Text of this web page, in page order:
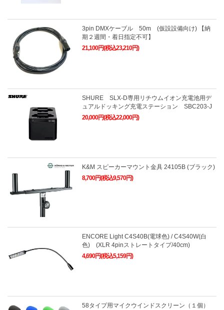
3pin DMXケーブル 50m (仮設設備向け) 【納
期２週間・着日指定不可】
21,100円(税込23,210円)
SHURE SLX-D専用リチウムイオン充電池用デ
ュアルドッキング充電ステーション SBC203-J
20,000円(税込22,000円)
K&M スピーカーマウント金具 24105B (ブラック)
8,700円(税込9,570円)
ENCORE Light C4S40B(電球色) / C4S40W(白
色) (XLR 4pinストレートタイプ/40cm)
4,690円(税込5,159円)
58タイプ用マイクウインドスクリーン（１個）